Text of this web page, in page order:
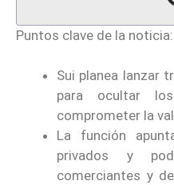
Puntos clave de la noticia:
Sui planea lanzar
para ocultar
comprometer la
La función
privados y
comerciantes y